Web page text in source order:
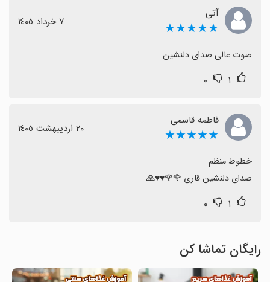
آتی
★★★★★ ٧ خرداد ١٤٠٥
صوت عالی صدای دلنشین
۱ ۰
فاطمه قاسمی
★★★★★ ٢٠ اردیبهشت ١٤٠٥
صدای دلنشین قاری 🌹🌹♥️♥️🙏
۱ ۰
رایگان تماشا کن